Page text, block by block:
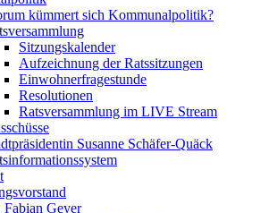
kümmert sich Kommunalpolitik?
Sitzungskalender
Aufzeichnung der Ratssitzungen
Einwohnerfragestunde
Resolutionen
Ratsversammlung im LIVE Stream
Susanne Schäfer-Quäck
Fabian Geyer